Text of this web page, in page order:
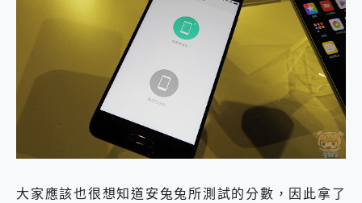
大家應該也很想知道安兔兔所測試的分數，因此拿了